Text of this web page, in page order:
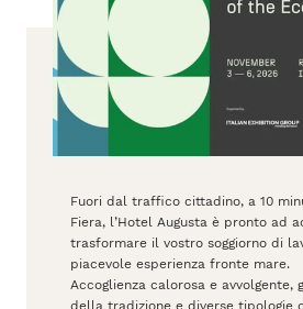
Fuori dal traffico cittadino, a 10
Fiera, l’Hotel Augusta è pronto ad
trasformare il vostro soggiorno di
piacevole esperienza fronte mare.
Accoglienza calorosa e avvolgente,
della tradizione e diverse tipologie